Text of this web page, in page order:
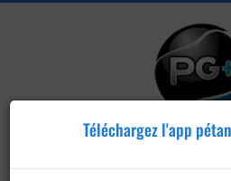
Téléchargez l'app